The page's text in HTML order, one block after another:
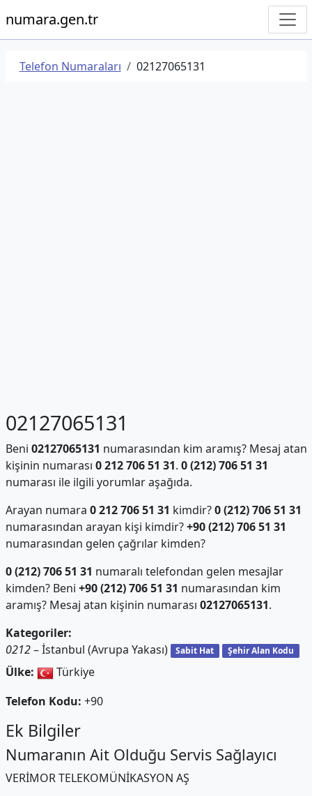
numara.gen.tr
Telefon Numaraları 02127065131
02127065131
Beni 02127065131 numarasından kim aramış? Mesaj atan
kişinin numarası 0 212 706 51 31. 0 (212) 706 51 31
numarası ile ilgili yorumlar aşağıda.
Arayan numara 0 212 706 51 31 kimdir?0 (212) 706 51 31
numarasından arayan kişi kimdir?+90 (212) 706 51 31
numarasından gelen çağrılar kimden?
0 (212) 706 51 31 numaralı telefondan gelen mesajlar
kimden? Beni +90 (212) 706 51 31 numarasından kim
aramış? Mesaj atan kişinin numarası 02127065131.
Kategoriler:
0212– İstanbul (Avrupa Yakası) Sabit Hat Şehir Alan Kodu
Ülke:
Türkiye
Telefon Kodu: +90
Ek Bilgiler
Numaranın Ait Olduğu Servis Sağlayıcı
VERİMOR TELEKOMÜNİKASYON AŞ